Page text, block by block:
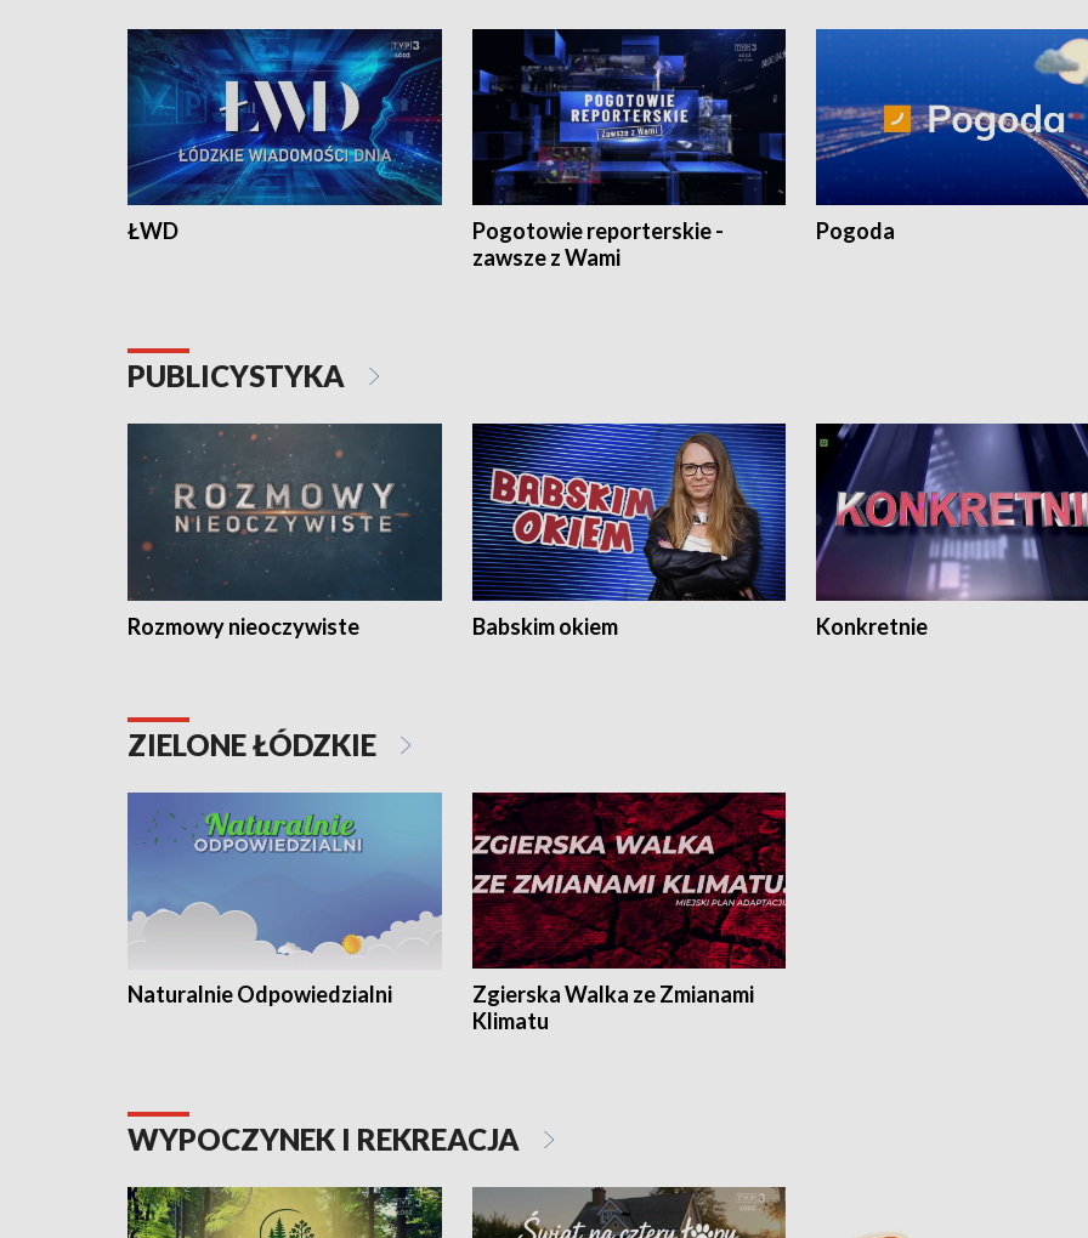
ŁWD
Pogotowie reporterskie -
zawsze z Wami
Pogoda
PUBLICYSTYKA
Rozmowy nieoczywiste Babskim okiem Konkretnie
ZIELONE ŁÓDZKIE
Naturalnie Odpowiedzialni
Zgierska Walka ze Zmianami
Klimatu
WYPOCZYNEK I REKREACJA